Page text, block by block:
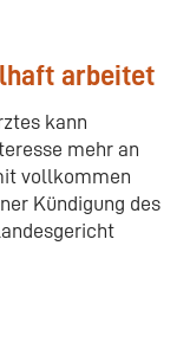
arbeitet
kann
mehr an
vollkommen
Kündigung des